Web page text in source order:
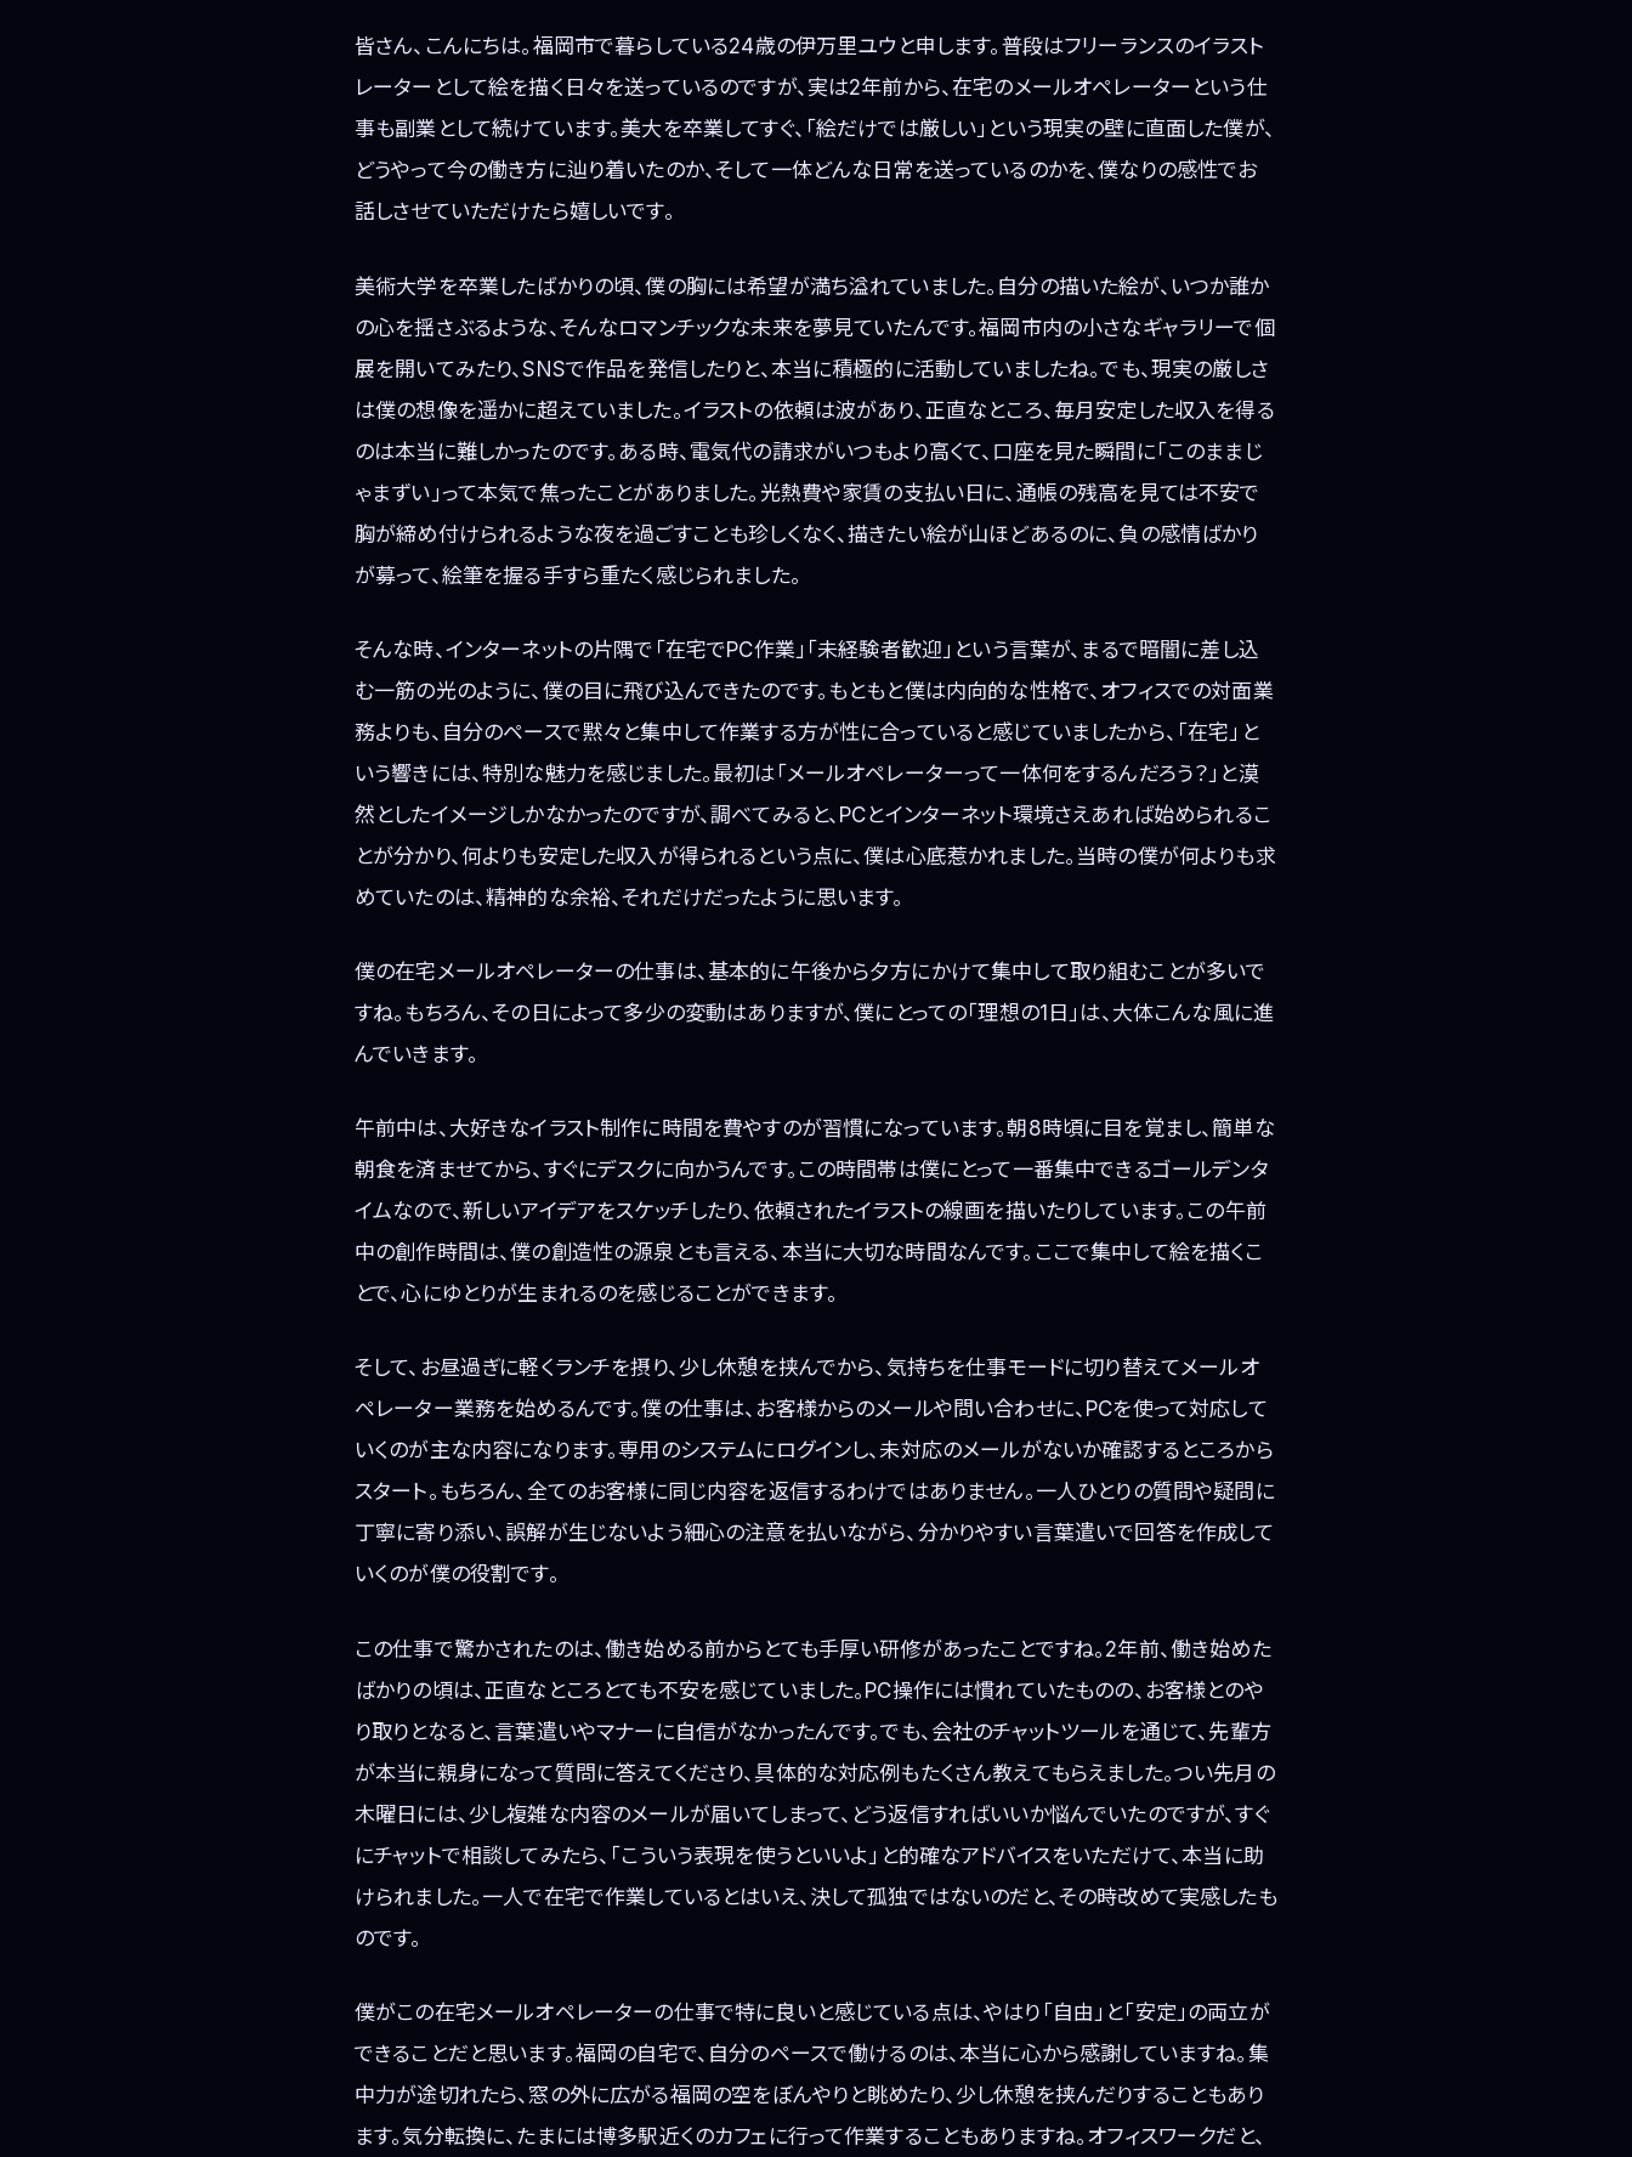
皆さん、こんにちは。福岡市で暮らしている24歳の伊万里ユウと申します。普段はフリーランスのイラスト
レーターとして絵を描く日々を送っているのですが、実は2年前から、在宅のメールオペレーターという仕
事も副業として続けています。美大を卒業してすぐ、「絵だけでは厳しい」という現実の壁に直面した僕が、
どうやって今の働き方に辿り着いたのか、そして一体どんな日常を送っているのかを、僕なりの感性でお
話しさせていただけたら嬉しいです。
美術大学を卒業したばかりの頃、僕の胸には希望が満ち溢れていました。自分の描いた絵が、いつか誰か
の心を揺さぶるような、そんなロマンチックな未来を夢見ていたんです。福岡市内の小さなギャラリーで個
展を開いてみたり、SNSで作品を発信したりと、本当に積極的に活動していましたね。でも、現実の厳しさ
は僕の想像を遥かに超えていました。イラストの依頼は波があり、正直なところ、毎月安定した収入を得る
のは本当に難しかったのです。ある時、電気代の請求がいつもより高くて、口座を見た瞬間に「このままじ
ゃまずい」って本気で焦ったことがありました。光熱費や家賃の支払い日に、通帳の残高を見ては不安で
胸が締め付けられるような夜を過ごすことも珍しくなく、描きたい絵が山ほどあるのに、負の感情ばかり
が募って、絵筆を握る手すら重たく感じられました。
そんな時、インターネットの片隅で「在宅でPC作業」「未経験者歓迎」という言葉が、まるで暗闇に差し込
む一筋の光のように、僕の目に飛び込んできたのです。もともと僕は内向的な性格で、オフィスでの対面業
務よりも、自分のペースで黙々と集中して作業する方が性に合っていると感じていましたから、「在宅」と
いう響きには、特別な魅力を感じました。最初は「メールオペレーターって一体何をするんだろう？」と漠
然としたイメージしかなかったのですが、調べてみると、PCとインターネット環境さえあれば始められるこ
とが分かり、何よりも安定した収入が得られるという点に、僕は心底惹かれました。当時の僕が何よりも求
めていたのは、精神的な余裕、それだけだったように思います。
僕の在宅メールオペレーターの仕事は、基本的に午後から夕方にかけて集中して取り組むことが多いで
すね。もちろん、その日によって多少の変動はありますが、僕にとっての「理想の1日」は、大体こんな風に進
んでいきます。
午前中は、大好きなイラスト制作に時間を費やすのが習慣になっています。朝8時頃に目を覚まし、簡単な
朝食を済ませてから、すぐにデスクに向かうんです。この時間帯は僕にとって一番集中できるゴールデンタ
イムなので、新しいアイデアをスケッチしたり、依頼されたイラストの線画を描いたりしています。この午前
中の創作時間は、僕の創造性の源泉とも言える、本当に大切な時間なんです。ここで集中して絵を描くこ
とで、心にゆとりが生まれるのを感じることができます。
そして、お昼過ぎに軽くランチを摂り、少し休憩を挟んでから、気持ちを仕事モードに切り替えてメールオ
ペレーター業務を始めるんです。僕の仕事は、お客様からのメールや問い合わせに、PCを使って対応して
いくのが主な内容になります。専用のシステムにログインし、未対応のメールがないか確認するところから
スタート。もちろん、全てのお客様に同じ内容を返信するわけではありません。一人ひとりの質問や疑問に
丁寧に寄り添い、誤解が生じないよう細心の注意を払いながら、分かりやすい言葉遣いで回答を作成して
いくのが僕の役割です。
この仕事で驚かされたのは、働き始める前からとても手厚い研修があったことですね。2年前、働き始めた
ばかりの頃は、正直なところとても不安を感じていました。PC操作には慣れていたものの、お客様とのや
り取りとなると、言葉遣いやマナーに自信がなかったんです。でも、会社のチャットツールを通じて、先輩方
が本当に親身になって質問に答えてくださり、具体的な対応例もたくさん教えてもらえました。つい先月の
木曜日には、少し複雑な内容のメールが届いてしまって、どう返信すればいいか悩んでいたのですが、すぐ
にチャットで相談してみたら、「こういう表現を使うといいよ」と的確なアドバイスをいただけて、本当に助
けられました。一人で在宅で作業しているとはいえ、決して孤独ではないのだと、その時改めて実感したも
のです。
僕がこの在宅メールオペレーターの仕事で特に良いと感じている点は、やはり「自由」と「安定」の両立が
できることだと思います。福岡の自宅で、自分のペースで働けるのは、本当に心から感謝していますね。集
中力が途切れたら、窓の外に広がる福岡の空をぼんやりと眺めたり、少し休憩を挟んだりすることもあり
ます。気分転換に、たまには博多駅近くのカフェに行って作業することもありますね。オフィスワークだと、